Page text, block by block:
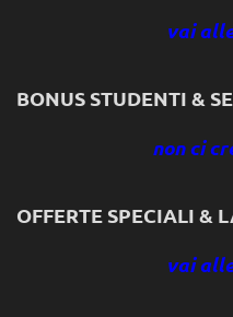
vai
BONUS STUDENTI &
non ci
OFFERTE SPECIALI &
vai